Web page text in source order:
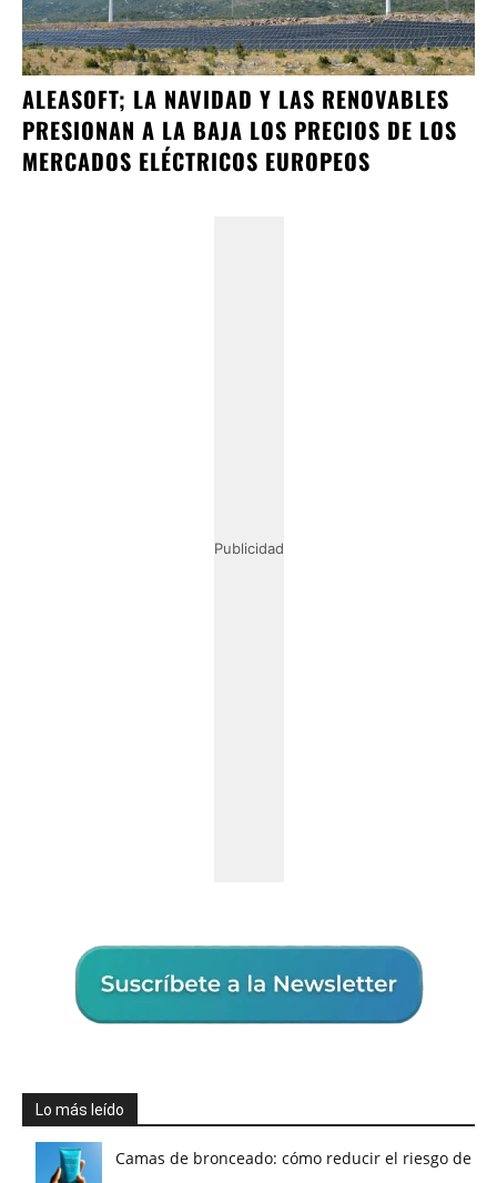
ALEASOFT; LA NAVIDAD Y LAS RENOVABLES
PRESIONAN A LA BAJA LOS PRECIOS DE LOS
MERCADOS ELÉCTRICOS EUROPEOS
Publicidad
Lo más leído
Camas de bronceado: cómo reducir el riesgo de